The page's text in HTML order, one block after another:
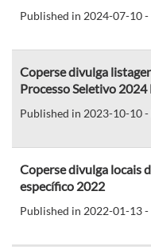
Published in 2024-07-10
Coperse divulga
Processo Seletivo 2024
Published in 2023-10-10
Coperse divulga locais
específico 2022
Published in 2022-01-13